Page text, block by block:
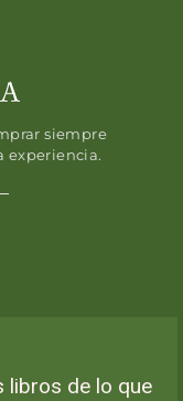
siempre
experiencia.
libros de lo que